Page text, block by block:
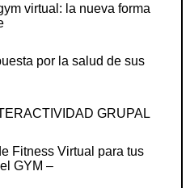
virtual: la nueva forma
por la salud de sus
GRUPAL
Fitness Virtual para tus
GYM –